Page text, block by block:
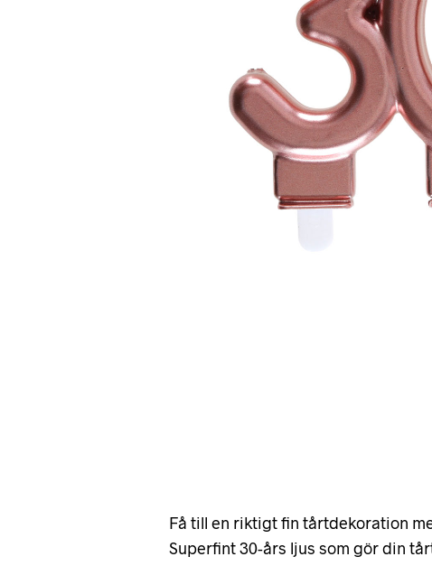
Få till en riktigt fin tårtdekoration
Superfint 30-års ljus som gör din